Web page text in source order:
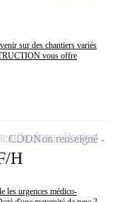
sur des chantiers variés
vous offre
H
les urgences médico-
CDDNon renseigné
offre à ma sélection